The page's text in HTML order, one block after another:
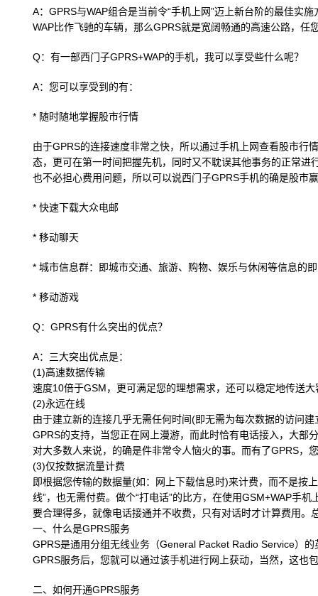
A：GPRS与WAP组合是当前令“手机上网”迈上新台阶的最佳实
WAP比作飞驰的车辆，那么GPRS就是宽阔畅通的高速公路，任
Q：有一部西门子GPRS+WAP的手机，我可以享受些什么呢？
A：您可以享受到的有：
* 随时随地掌握股市行情
由于GPRS的连接速度非常之快，所以通过手机上网查看股市行
态，更可在第一时间把握先机，同时又不耽误其他事务的正常
也不必担心费用问题，所以可以说西门子GPRS手机的确是股市
* 快速下载大众电邮
* 移动聊天
* 城市信息群：即城市交通、旅游、购物、娱乐与休闲等信息的
* 移动游戏
Q：GPRS有什么突出的优点？
A：三大突出优点是：
(1)高速数据传输
速度10倍于GSM，更可满足您的理想需求，还可以稳定地传送
(2)永远在线
由于建立新的连接几乎无需任何时间(即无需为每次数据的访问
GPRS的支持，当您正在网上漫游，而此时恰有电话接入，大部
对大多数人来说，的确是件非常令人恼火的事。而有了GPRS，
(3)仅按数据流量计费
即根据您传输的数据量(如：网上下载信息时)来计费，而不是按
线”，也无需付费。做个“打电话”的比方，在使用GSM+WAP手
要合理得多，就像电话接通并不收费，只有对话时才计算费用。
一、什么是GPRS服务
GPRS是通用分组无线业务（General Packet Radio Service）
GPRS服务后，您就可以通过该手机进行网上获动，当然，这也
二、如何开通GPRS服务